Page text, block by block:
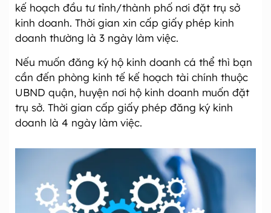
kế hoạch đầu tư tỉnh/thành phố nơi đặt trụ sở
kinh doanh. Thời gian xin cấp giấy phép kinh
doanh thường là 3 ngày làm việc.
Nếu muốn đăng ký hộ kinh doanh cá thể thì bạn
cần đến phòng kinh tế kế hoạch tài chính thuộc
UBND quận, huyện nơi hộ kinh doanh muốn đặt
trụ sở. Thời gian cấp giấy phép đăng ký kinh
doanh là 4 ngày làm việc.